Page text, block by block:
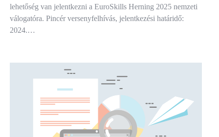
lehetőség van jelentkezni a EuroSkills Herning 2025 nemzeti
válogatóra. Pincér versenyfelhívás, jelentkezési határidő:
2024.…